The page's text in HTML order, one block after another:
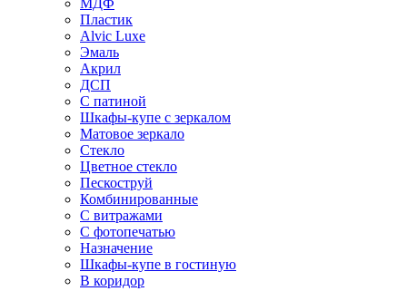
МДФ
Пластик
Alvic Luxe
Эмаль
Акрил
ДСП
С патиной
Шкафы-купе с зеркалом
Матовое зеркало
Стекло
Цветное стекло
Пескоструй
Комбинированные
С витражами
С фотопечатью
Назначение
Шкафы-купе в гостиную
В коридор